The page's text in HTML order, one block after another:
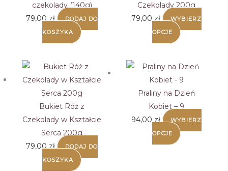
czekolady (140g)
79,00 zł
DODAJ DO
KOSZYKA
Czekolady 200g
79,00 zł
WYBIERZ
OPCJE
Ten
wiele
wariantów.
Opcje
można
wybrać
na
Bukiet Róż z
Czekolady w Kształcie
Serca 200g
79,00 zł
DODAJ DO
KOSZYKA
Praliny na Dzień
Kobiet – 9
94,00 zł
WYBIERZ
OPCJE